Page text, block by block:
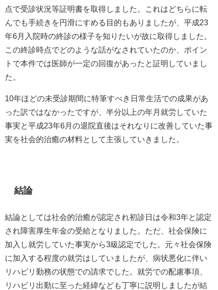
点で受診状況等証明書を取得しました。これはどちらに転
んでも手続きを円滑にすめる目的もありましたが、平成23
年6 月入院時の終診の様子を知りたいが故に取得しました。
この終診時点でどのような話がなされていたのか、ポイン
トで本件では医師が一定の回復があったと証明していまし
た。
10年ほどの未受診期間に特筆すべき日常生活での成果があ
った訳ではなかったですが、半分以上の年月就労していた
事実と平成23年6 月の退院直後はそれなりに改善していた事
実を社会的治癒の材料として主張していきました。
結論
結論としては社会的治癒が認定され初診日は令和3年と認定
され障害厚生年金の受給となりました。ただ、社会保険に
加入し就労していた事実から3級認定でした。元々社会保険
に加入する程度の就労はしていましたが、病状悪化に伴い
リハビリ勤務の状態での請求でした。就労での配慮事項、
リハビリ出勤に至った経緯なども丁寧に説明しましたが結